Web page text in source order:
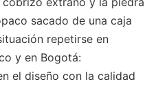
sacado de una caja
repetirse en
y en Bogotá:
el diseño con la calidad